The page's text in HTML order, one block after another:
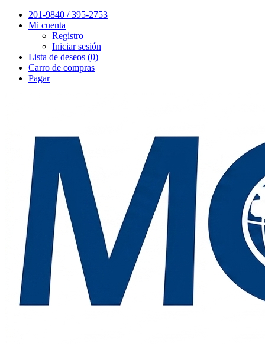
201-9840 / 395-2753
Mi cuenta
Registro
Iniciar sesión
Lista de deseos (0)
Carro de compras
Pagar